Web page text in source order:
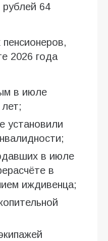
рублей 64
2026 года
в июле
установили
в июле
в
иждивенца;